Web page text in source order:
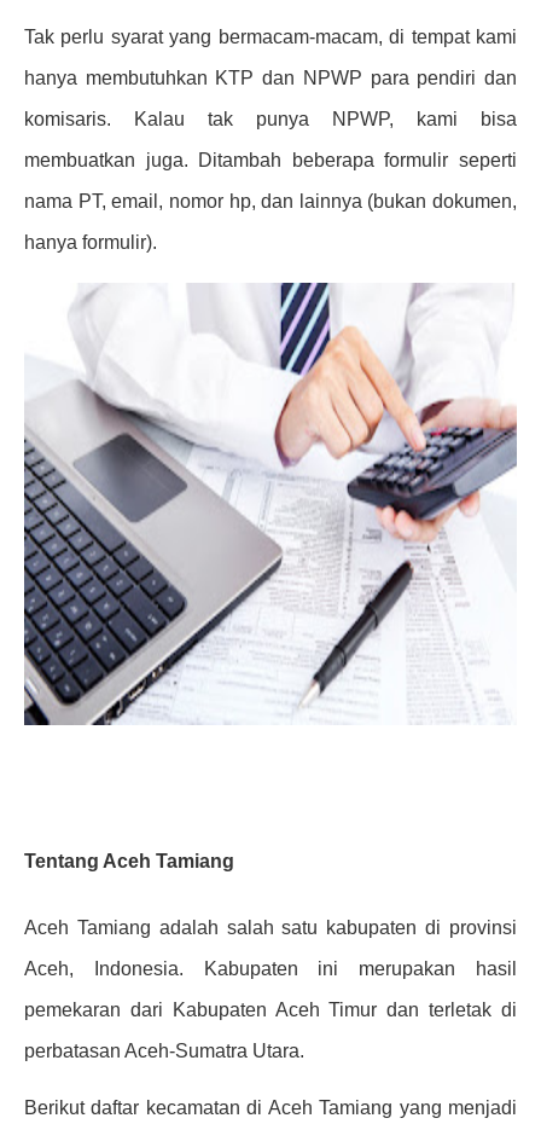
Tak perlu syarat yang bermacam-macam, di tempat kami
hanya membutuhkan KTP dan NPWP para pendiri dan
komisaris. Kalau tak punya NPWP, kami bisa
membuatkan juga. Ditambah beberapa formulir seperti
nama PT, email, nomor hp, dan lainnya (bukan dokumen,
hanya formulir).
Tentang Aceh Tamiang
Aceh Tamiang adalah salah satu kabupaten di provinsi
Aceh, Indonesia. Kabupaten ini merupakan hasil
pemekaran dari Kabupaten Aceh Timur dan terletak di
perbatasan Aceh-Sumatra Utara.
Berikut daftar kecamatan di Aceh Tamiang yang menjadi